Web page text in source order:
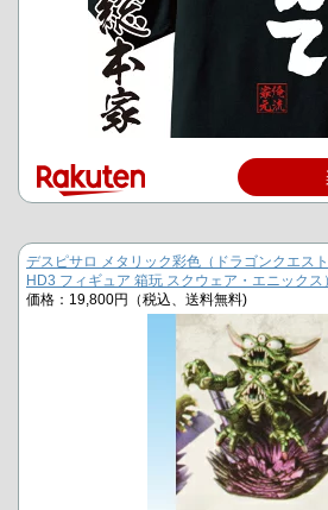
デスピサロ メタリック彩色（ドラゴンクエス
HD3 フィギュア 箱玩 スクウェア・エニックス
価格：19,800円（税込、送料無料)